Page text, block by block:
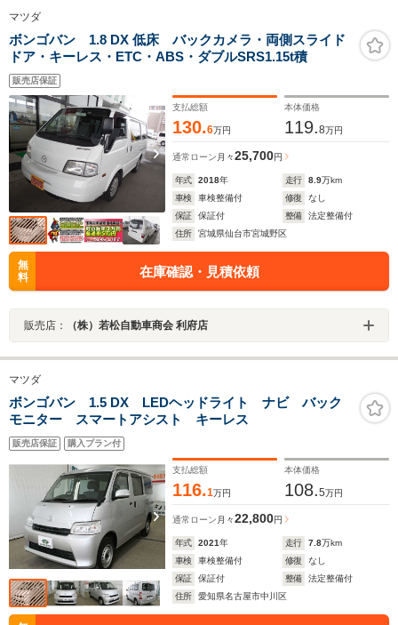
マツダ
ボンゴバン 1.8 DX 低床 バックカメラ・両側スライド
ドア・キーレス・ETC・ABS・ダブルSRS1.15t積
販売店保証
支払総額
130.6万円
本体価格
119.8万円
通常ローン 月々25,700円
年式 2018年 走行 8.9万km
車検
車検整備付 修復
なし
保証
保証付 整備
法定整備付
住所
宮城県仙台市宮城野区
無
料
在庫確認・見積依頼
販売店： （株）若松自動車商会 利府店
マツダ
ボンゴバン 1.5 DX LEDヘッドライト ナビ バック
モニター スマートアシスト キーレス
販売店保証 購入プラン付
支払総額
116.1万円
本体価格
108.5万円
通常ローン 月々22,800円
年式 2021年 走行 7.8万km
車検
車検整備付 修復
なし
保証
保証付 整備
法定整備付
住所
愛知県名古屋市中川区